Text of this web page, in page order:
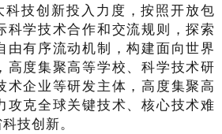
科技创新投入力度，按照开放包
科学技术合作和交流规则，探索
由有序流动机制，构建面向世界
高度集聚高等学校、科学技术研
术企业等研发主体，高度集聚高
攻克全球关键技术、核心技术难
技创新。